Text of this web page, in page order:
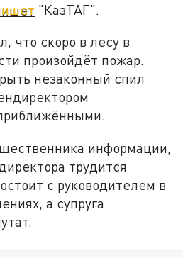
"КазТАГ".
что скоро в лесу в
произойдёт пожар.
незаконный спил
информации,
трудится
с руководителем в
а супруга